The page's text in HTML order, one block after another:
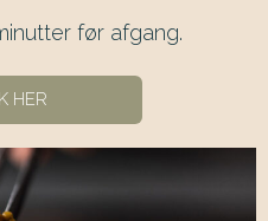
før afgang.
HER